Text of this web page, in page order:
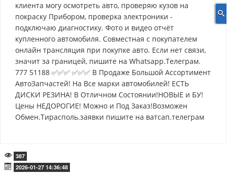
клиента могу осмотреть авто, проверяю кузов на
покраску Прибором, проверка электроники -
подключаю диагностику. Фото и видео отчёт
купленного автомобиля. Совместная с покупателем
онлайн трансляция при покупке авто. Если нет связи,
значит за границей, пишите на Whatsapp.Телеграм.
777 51188 ✅✅✅ ✅✅✅ В Продаже Большой Ассортимент
АвтоЗапчастей! На Все марки автомобилей! ЕСТЬ
ДИСКИ РЕЗИНА! В Отличном Состоянии!НОВЫЕ и БУ!
Цены НЕДОРОГИЕ! Можно и Под Заказ!Возможен
Обмен.Тирасполь.заявки пишите на ватсап.телеграм
387
2026-01-27 14:36:48